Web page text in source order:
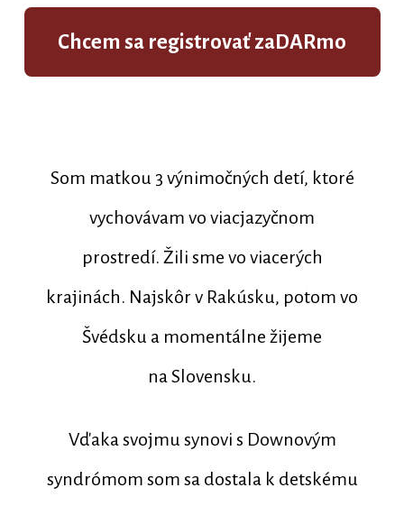
Chcem sa registrovať zaDARmo
Som matkou 3 výnimočných detí, ktoré
vychovávam vo viacjazyčnom
prostredí. Žili sme vo viacerých
krajinách. Najskôr v Rakúsku, potom vo
Švédsku a momentálne žijeme
na Slovensku.
Vďaka svojmu synovi s Downovým
syndrómom som sa dostala k detskému